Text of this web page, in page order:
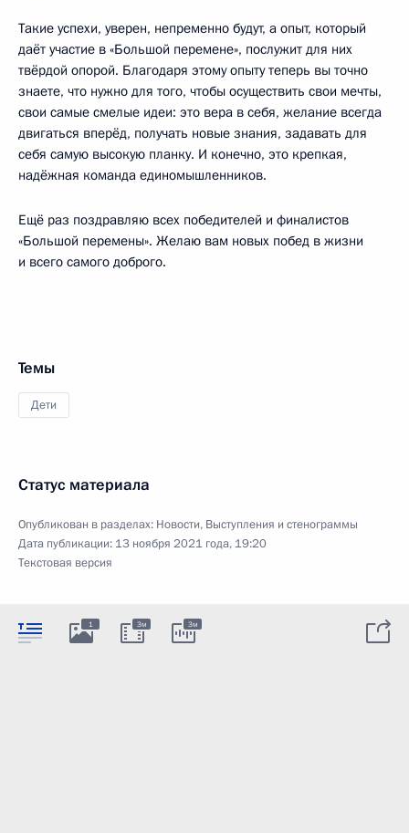
Такие успехи, уверен, непременно будут, а опыт, который
даёт участие в «Большой перемене», послужит для них
твёрдой опорой. Благодаря этому опыту теперь вы точно
знаете, что нужно для того, чтобы осуществить свои мечты,
свои самые смелые идеи: это вера в себя, желание всегда
двигаться вперёд, получать новые знания, задавать для
себя самую высокую планку. И конечно, это крепкая,
надёжная команда единомышленников.
Ещё раз поздравляю всех победителей и финалистов
«Большой перемены». Желаю вам новых побед в жизни
и всего самого доброго.
Темы
Дети
Статус материала
Опубликован в разделах: Новости, Выступления и стенограммы
Дата публикации: 13 ноября 2021 года, 19:20
Текстовая версия
1 3м 3м